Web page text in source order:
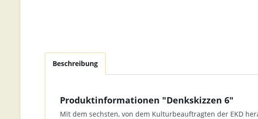
Beschreibung
Produktinformationen "Denkskizzen 6"
Mit dem sechsten, von dem Kulturbeauftragten der EKD